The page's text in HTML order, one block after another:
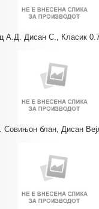
А.Д. Дисан С., Класик
Совињон блан, Дисан